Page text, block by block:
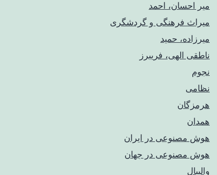
میر احسان، احمد
میراث فرهنگی و گردشگری
میرزاده، حمید
ناطقی الهی، فریبرز
نجوم
نظامی
هرمزگان
همدان
هوش مصنوعی در ایران
هوش مصنوعی در جهان
والیبال